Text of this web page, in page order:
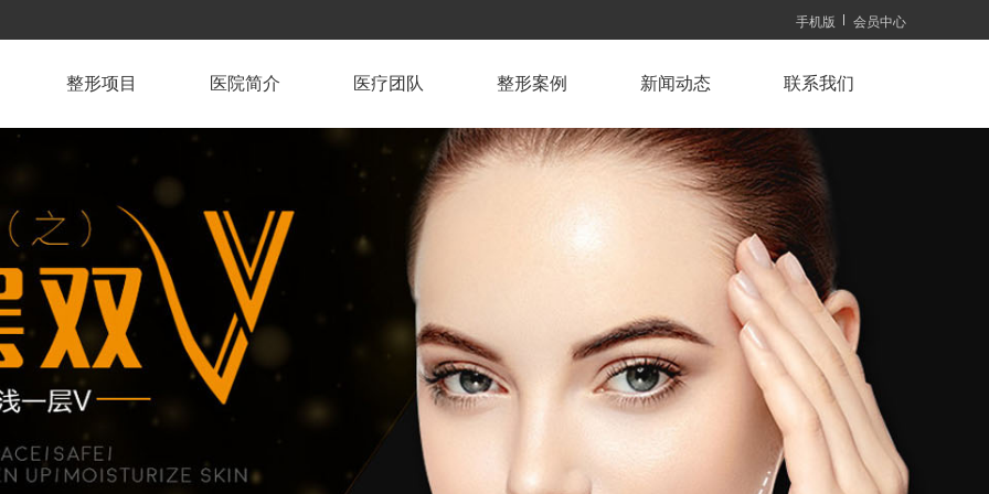
手机版 会员中心
整形项目 医院简介 医疗团队 整形案例 新闻动态 联系我们